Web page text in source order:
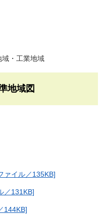
・工業地域
地域図
イル／135KB]
／131KB]
144KB]